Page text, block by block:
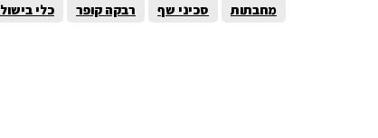
מחבתות סכיני שף רבקה קופר כלי בישול